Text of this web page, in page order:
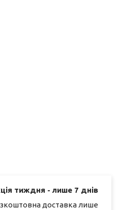
тиждня - лише 7 днів
доставка лише